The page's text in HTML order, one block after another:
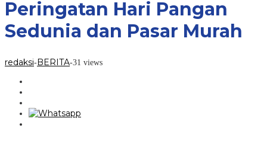
Peringatan Hari Pangan
Sedunia dan Pasar Murah
redaksi-BERITA-31 views